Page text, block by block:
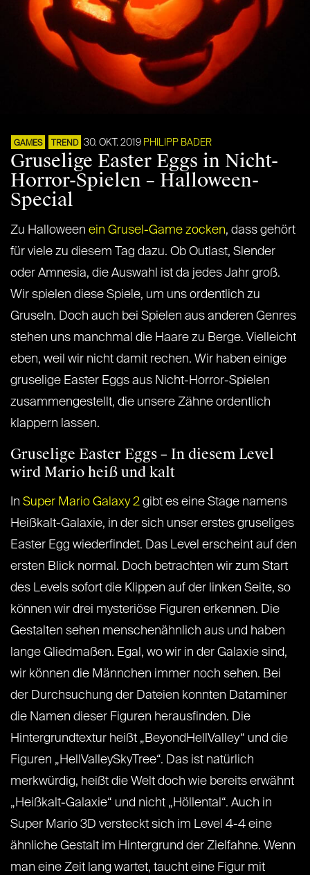
GAMES TREND 30. OKT. 2019 PHILIPP BADER
Gruselige Easter Eggs in Nicht-
Horror-Spielen – Halloween-
Special
Zu Halloween ein Grusel-Game zocken, dass gehört
für viele zu diesem Tag dazu. Ob Outlast, Slender
oder Amnesia, die Auswahl ist da jedes Jahr groß.
Wir spielen diese Spiele, um uns ordentlich zu
Gruseln. Doch auch bei Spielen aus anderen Genres
stehen uns manchmal die Haare zu Berge. Vielleicht
eben, weil wir nicht damit rechen. Wir haben einige
gruselige Easter Eggs aus Nicht-Horror-Spielen
zusammengestellt, die unsere Zähne ordentlich
klappern lassen.
Gruselige Easter Eggs – In diesem Level
wird Mario heiß und kalt
In Super Mario Galaxy 2 gibt es eine Stage namens
Heißkalt-Galaxie, in der sich unser erstes gruseliges
Easter Egg wiederfindet. Das Level erscheint auf den
ersten Blick normal. Doch betrachten wir zum Start
des Levels sofort die Klippen auf der linken Seite, so
können wir drei mysteriöse Figuren erkennen. Die
Gestalten sehen menschenähnlich aus und haben
lange Gliedmaßen. Egal, wo wir in der Galaxie sind,
wir können die Männchen immer noch sehen. Bei
der Durchsuchung der Dateien konnten Dataminer
die Namen dieser Figuren herausfinden. Die
Hintergrundtextur heißt „BeyondHellValley“ und die
Figuren „HellValleySkyTree“. Das ist natürlich
merkwürdig, heißt die Welt doch wie bereits erwähnt
„Heißkalt-Galaxie“ und nicht „Höllental“. Auch in
Super Mario 3D versteckt sich im Level 4-4 eine
ähnliche Gestalt im Hintergrund der Zielfahne. Wenn
man eine Zeit lang wartet, taucht eine Figur mit